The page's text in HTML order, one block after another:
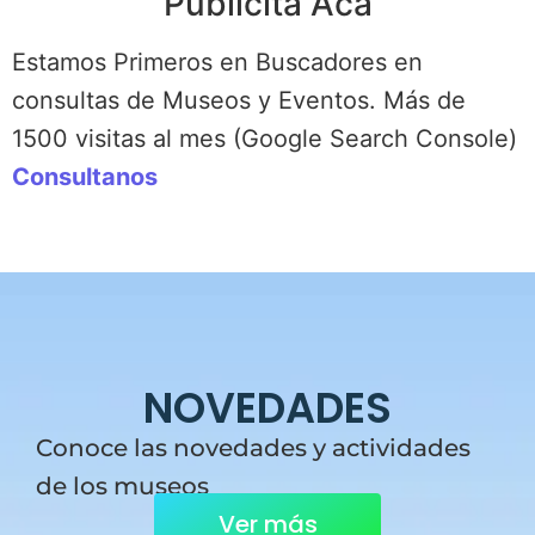
Estamos Primeros en Buscadores en
consultas de Museos y Eventos. Más de
1500 visitas al mes (Google Search Console)
Consultanos
NOVEDADES
Conoce las novedades y actividades
de los museos
Ver más